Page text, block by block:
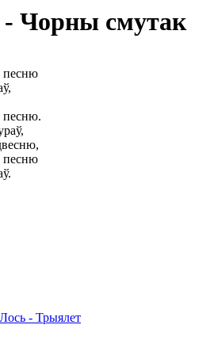
Чорны смутак
песню
песню.
песню
- Трыялет